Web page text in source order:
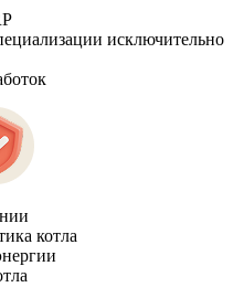
исключительно
котла